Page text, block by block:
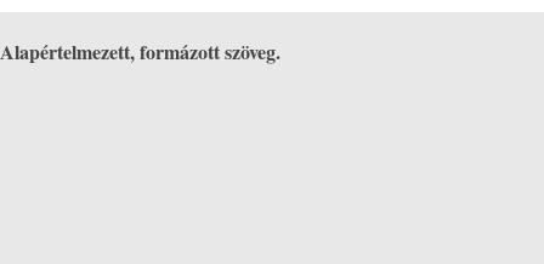
Alapértelmezett, formázott szöveg.